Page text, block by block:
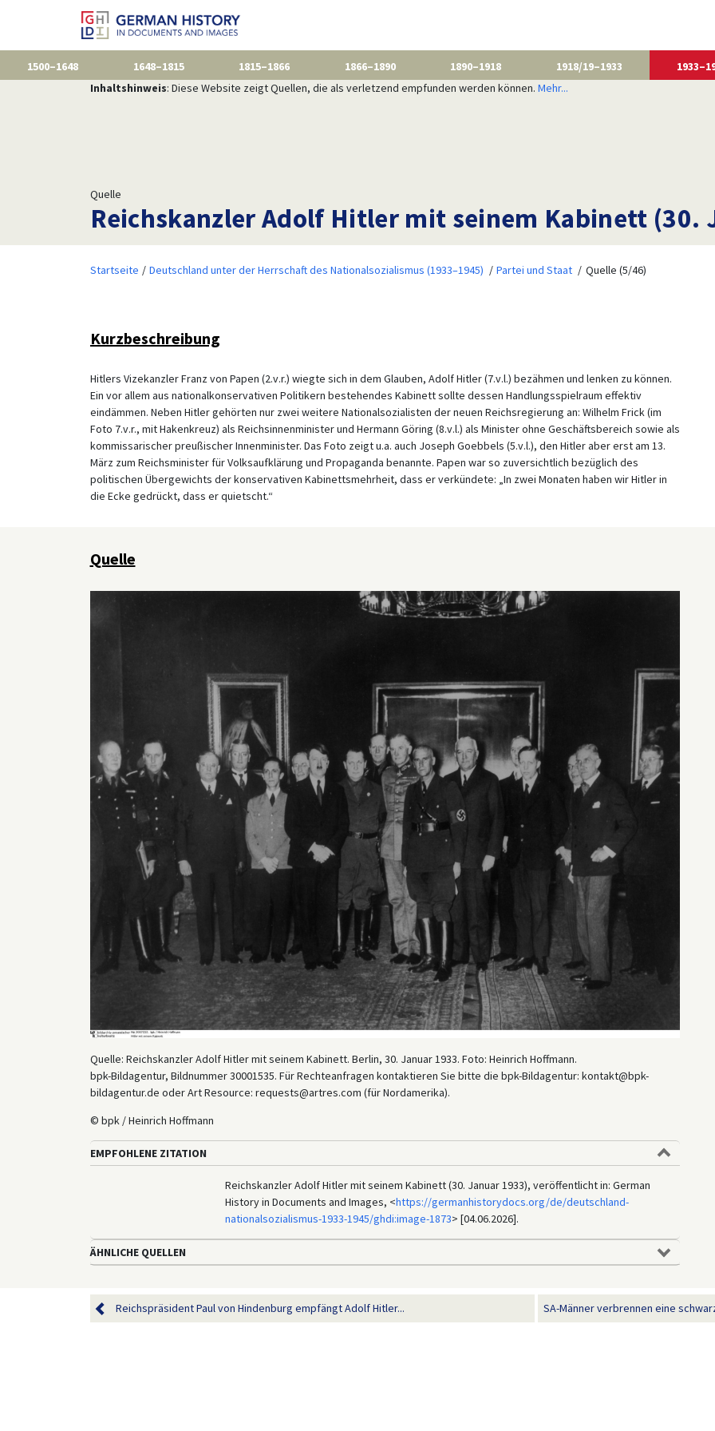
1500–1648 1648–1815 1815–1866 1866–1890 1890–1918 1918/19–1933
Inhaltshinweis: Diese Website zeigt Quellen, die als verletzend empfunden werden können. Mehr...
Quelle
Reichskanzler Adolf Hitler mit seinem Kabinett (30.
Startseite Deutschland unter der Herrschaft des Nationalsozialismus (1933–1945) Partei und Staat Quelle (5/46)
Kurzbeschreibung
Hitlers Vizekanzler Franz von Papen (2.v.r.) wiegte sich in dem Glauben, Adolf Hitler (7.v.l.) bezähmen und lenken zu können.
Ein vor allem aus nationalkonservativen Politikern bestehendes Kabinett sollte dessen Handlungsspielraum effektiv
eindämmen. Neben Hitler gehörten nur zwei weitere Nationalsozialisten der neuen Reichsregierung an: Wilhelm Frick (im
Foto 7.v.r., mit Hakenkreuz) als Reichsinnenminister und Hermann Göring (8.v.l.) als Minister ohne Geschäftsbereich sowie als
kommissarischer preußischer Innenminister. Das Foto zeigt u.a. auch Joseph Goebbels (5.v.l.), den Hitler aber erst am 13.
März zum Reichsminister für Volksaufklärung und Propaganda benannte. Papen war so zuversichtlich bezüglich des
politischen Übergewichts der konservativen Kabinettsmehrheit, dass er verkündete: „In zwei Monaten haben wir Hitler in
die Ecke gedrückt, dass er quietscht.“
Quelle
Quelle: Reichskanzler Adolf Hitler mit seinem Kabinett. Berlin, 30. Januar 1933. Foto: Heinrich Hoffmann.
bpk-Bildagentur, Bildnummer 30001535. Für Rechteanfragen kontaktieren Sie bitte die bpk-Bildagentur: kontakt@bpk-
bildagentur.de oder Art Resource: requests@artres.com (für Nordamerika).
© bpk / Heinrich Hoffmann
EMPFOHLENE ZITATION
Reichskanzler Adolf Hitler mit seinem Kabinett (30. Januar 1933), veröffentlicht in: German
History in Documents and Images, <https://germanhistorydocs.org/de/deutschland-
nationalsozialismus-1933-1945/ghdi:image-1873> [04.06.2026].
ÄHNLICHE QUELLEN
Reichspräsident Paul von Hindenburg empfängt Adolf Hitler... SA-Männer verbrennen eine